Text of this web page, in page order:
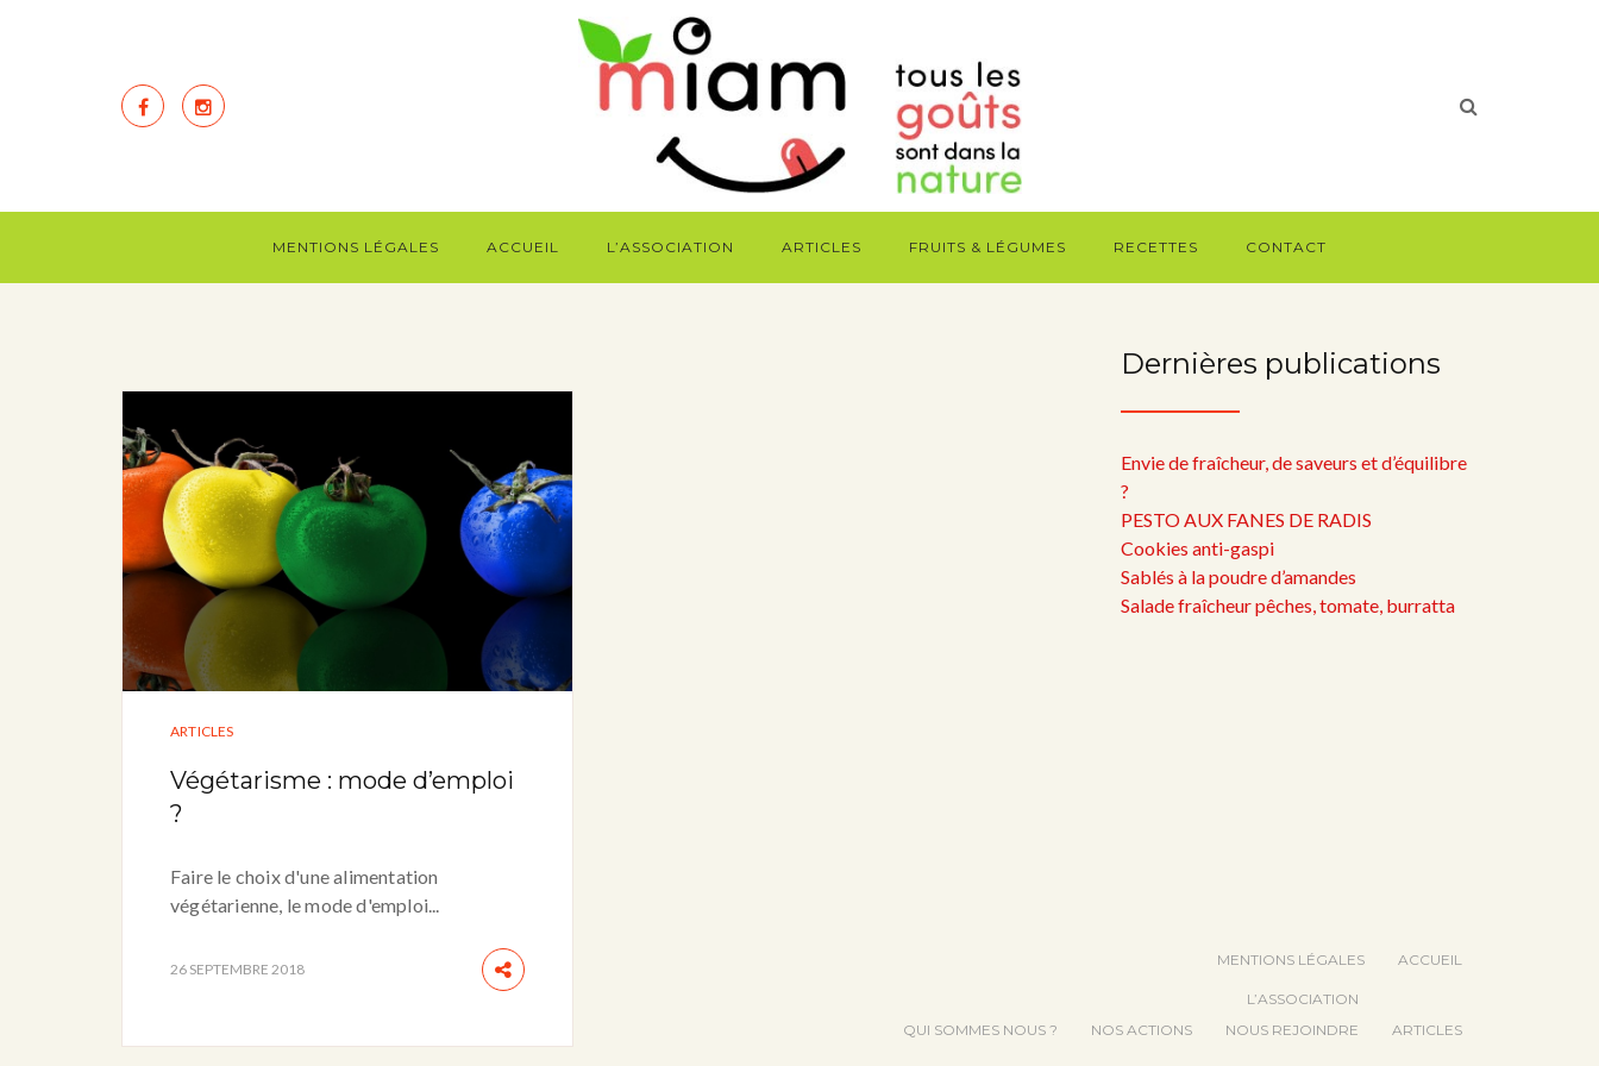
MENTIONS LÉGALES ACCUEIL L’ASSOCIATION ARTICLES FRUITS & LÉGUMES RECETTES CONTACT
ARTICLES
Végétarisme : mode d’emploi
?
Faire le choix d'une alimentation
végétarienne, le mode d'emploi...
26 SEPTEMBRE 2018
Dernières publications
Envie de fraîcheur, de saveurs et d’équilibre
?
PESTO AUX FANES DE RADIS
Cookies anti-gaspi
Sablés à la poudre d’amandes
Salade fraîcheur pêches, tomate, burratta
MENTIONS LÉGALES ACCUEIL
L’ASSOCIATION
QUI SOMMES NOUS ?
NOS ACTIONS NOUS REJOINDRE ARTICLES